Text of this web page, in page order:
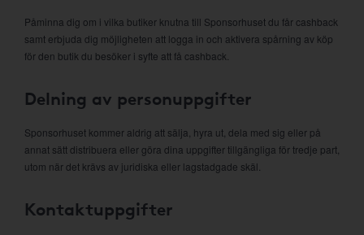
Påminna dig om i vilka butiker knutna till Sponsorhuset du får cashback
samt erbjuda dig möjligheten att logga in och aktivera spårning av köp
för den butik du besöker i syfte att få cashback.
Delning av personuppgifter
Sponsorhuset kommer aldrig att sälja, hyra ut, dela med sig eller på
annat sätt distribuera eller göra dina uppgifter tillgängliga för tredje part,
utom när det krävs av juridiska eller lagstadgade skäl.
Kontaktuppgifter